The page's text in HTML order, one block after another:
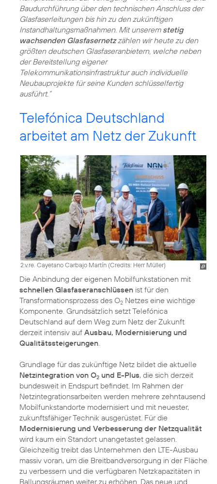
Baudurchführung über den technischen Anschluss der
Glasfaserleitungen bis hin zu den zukünftigen
Instandhaltungsmaßnahmen. Mit unserem stetig
wachsenden Glasfasernetzzählen wir heute zu den
größten deutschen Glasfaseranbietern, welche neben
der Bereitstellung eigener
Telekommunikationsinfrastruktur auch individuelle
Neubauprojekte für seine Kunden schlüsselfertig
ausführt.“
Telefónica Deutschland
arbeitet am Netz der Zukunft
2.v.re. Cayetano Carbajo Martín (Credits: Herr Müller)
Die Anbindung der eigenen Mobilfunkstationen mit
schnellen Glasfaseranschlüssen ist für den
Transformationsprozess des O2 Netzes eine wichtige
Komponente. Grundsätzlich setzt Telefónica
Deutschland auf dem Weg zum Netz der Zukunft
derzeit intensiv auf Ausbau, Modernisierung und
Qualitätssteigerungen
Grundlage für das zukünftige Netz bildet die aktuelle
Netzintegration von O2 und E-Plus, die sich derzeit
bundesweit in Endspurt befindet. Im Rahmen der
Netzintegrationsarbeiten werden mehrere zehntausend
Mobilfunkstandorte modernisiert und mit neuester,
zukunftsfähiger Technik ausgerüstet. Für die
Modernisierung und Verbesserung der Netzqualität
wird kaum ein Standort unangetastet gelassen.
Gleichzeitig treibt das Unternehmen den LTE-Ausbau
massiv voran, um die Breitbandversorgung in der Fläche
zu verbessern und die verfügbaren Netzkapazitäten in
Ballungsräumen weiter zu erhöhen. Das neue und